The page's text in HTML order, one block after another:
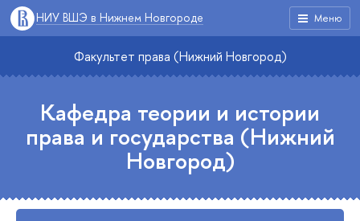
Меню
НИУ ВШЭ в Нижнем Новгороде
Факультет права (Нижний Новгород)
Кафедра теории и истории
права и государства (Нижний
Новгород)